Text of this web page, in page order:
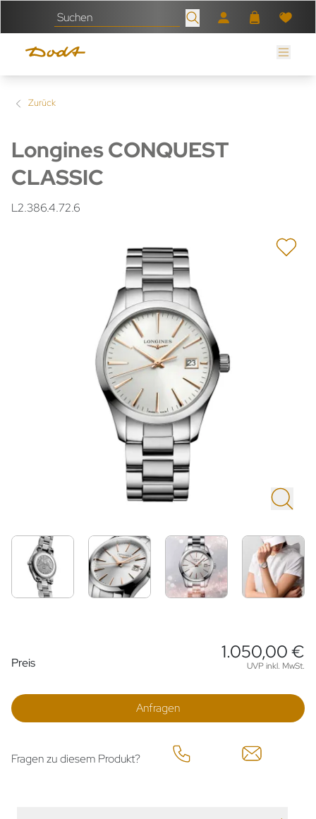
Zurück
Longines CONQUEST
CLASSIC
L2.386.4.72.6
Preisinformationen
Preis
1.050,00 €
UVP inkl. MwSt.
Anfragen
Fragen zu diesem Produkt?